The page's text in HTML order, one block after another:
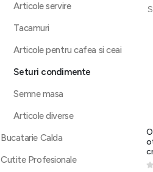
Articole servire
Tacamuri
Articole pentru cafea si ceai
Seturi condimente
Semne masa
Articole diverse
Bucatarie Calda
Cutite Profesionale